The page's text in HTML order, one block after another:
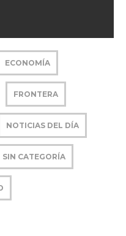
ECONOMÍA
FRONTERA
NOTICIAS DEL DÍA
SIN CATEGORÍA